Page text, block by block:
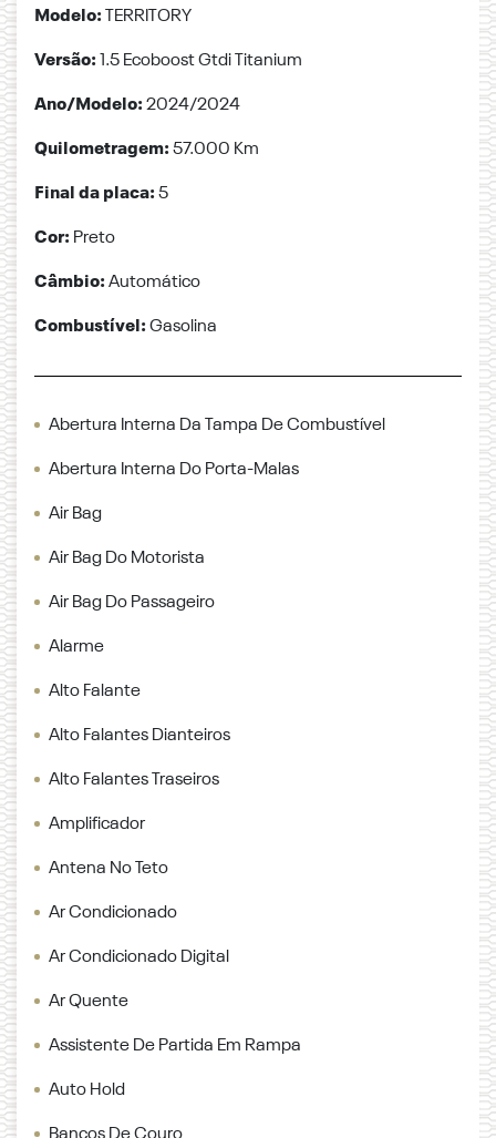
Modelo:TERRITORY
Versão:1.5 Ecoboost Gtdi Titanium
Ano/Modelo:2024/2024
Quilometragem:57.000 Km
Final da placa:5
Cor: Preto
Câmbio:Automático
Combustível:Gasolina
Abertura Interna Da Tampa De Combustível
Abertura Interna Do Porta-Malas
Air Bag
Air Bag Do Motorista
Air Bag Do Passageiro
Alarme
Alto Falante
Alto Falantes Dianteiros
Alto Falantes Traseiros
Amplificador
Antena No Teto
Ar Condicionado
Ar Condicionado Digital
Ar Quente
Assistente De Partida Em Rampa
Auto Hold
Bancos De Couro